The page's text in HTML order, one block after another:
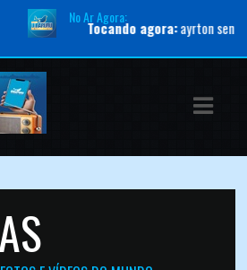
No Ar Agora:
Tocando agora:ayrton senna - tema da